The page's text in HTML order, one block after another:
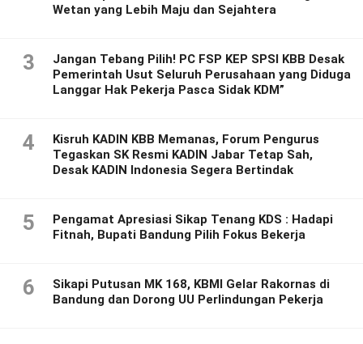
Wetan yang Lebih Maju dan Sejahtera
3
Jangan Tebang Pilih! PC FSP KEP SPSI KBB Desak
Pemerintah Usut Seluruh Perusahaan yang Diduga
Langgar Hak Pekerja Pasca Sidak KDM”
4
Kisruh KADIN KBB Memanas, Forum Pengurus
Tegaskan SK Resmi KADIN Jabar Tetap Sah,
Desak KADIN Indonesia Segera Bertindak
5
Pengamat Apresiasi Sikap Tenang KDS : Hadapi
Fitnah, Bupati Bandung Pilih Fokus Bekerja
6
Sikapi Putusan MK 168, KBMI Gelar Rakornas di
Bandung dan Dorong UU Perlindungan Pekerja